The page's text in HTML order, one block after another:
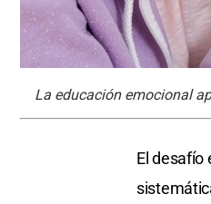
La educación emocional
El desafío